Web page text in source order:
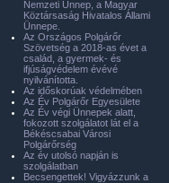
Nemzeti Ünnep, a Magyar
Köztársaság Hivatalos Állami
Ünnepe.
Az Országos Polgárőr
Szövetség a 2018-as évet a
család, a gyermek- és
ifjúságvédelem évévé
nyilvánította.
Az időskorúak védelmében
Az Év Polgárőr Egyesülete
Az Év végi Ünnepek alatt,
fokozott szolgálatot lát el a
Békéscsabai Városi
Polgárőrség
Az év utolsó napján is
szolgálatban
Becsengettek! Vigyázzunk a